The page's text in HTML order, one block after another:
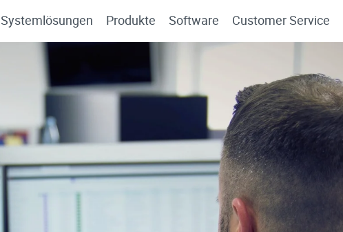
Systemlösungen Produkte Software Customer Service